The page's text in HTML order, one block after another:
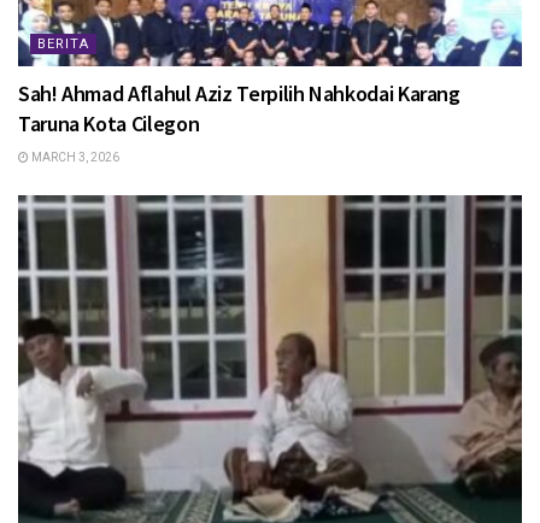
BERITA
Sah! Ahmad Aflahul Aziz Terpilih Nahkodai Karang
Taruna Kota Cilegon
MARCH 3, 2026